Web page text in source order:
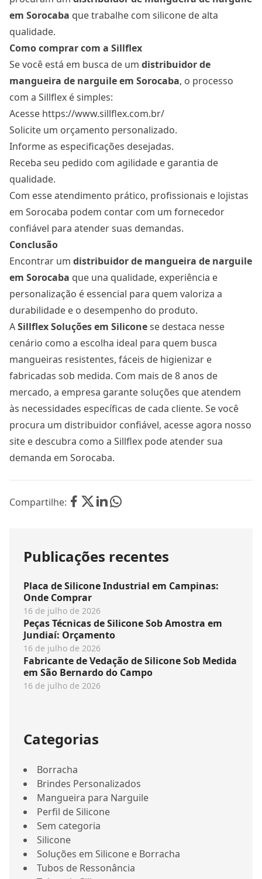
em Sorocaba que trabalhe com silicone de alta
qualidade.
Como comprar com a Sillflex
Se você está em busca de um distribuidor de
mangueira de narguileem Sorocaba, o processo
com a Sillflex é simples:
Acesse https://www.sillflex.com.br/
Solicite um orçamento personalizado.
Informe as especificações desejadas.
Receba seu pedido com agilidade e garantia de
qualidade.
Com esse atendimento prático, profissionais e lojistas
em Sorocaba podem contar com um fornecedor
confiável para atender suas demandas.
Conclusão
Encontrar um distribuidor de mangueira de narguile
em Sorocaba que una qualidade, experiência e
personalização é essencial para quem valoriza a
durabilidade e o desempenho do produto.
ASillflex Soluções em Siliconese destaca nesse
cenário como a escolha ideal para quem busca
mangueiras resistentes, fáceis de higienizar e
fabricadas sob medida. Com mais de 8 anos de
mercado, a empresa garante soluções que atendem
às necessidades específicas de cada cliente. Se você
procura um distribuidor confiável, acesse agora nosso
site e descubra como a Sillflex pode atender sua
demanda em Sorocaba.
Compartilhe:
Publicações recentes
Placa de Silicone Industrial em Campinas:
Onde Comprar
16 de julho de 2026
Peças Técnicas de Silicone Sob Amostra em
Jundiaí: Orçamento
16 de julho de 2026
Fabricante de Vedação de Silicone Sob Medida
em São Bernardo do Campo
16 de julho de 2026
Categorias
Borracha
Brindes Personalizados
Mangueira para Narguile
Perfil de Silicone
Sem categoria
Silicone
Soluções em Silicone e Borracha
Tubos de Ressonância